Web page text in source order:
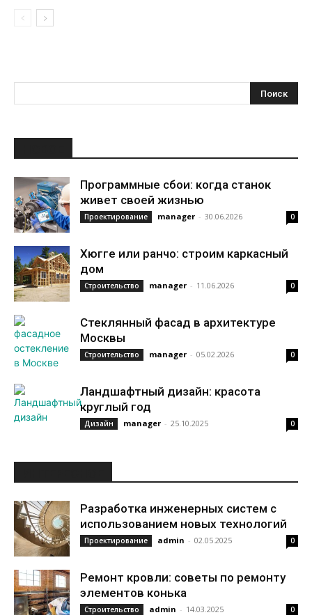
Программные сбои: когда станок
живет своей жизнью
Проектирование manager - 30.06.2026 0
Хюгге или ранчо: строим каркасный
дом
Строительство manager - 11.06.2026 0
Стеклянный фасад в архитектуре
Москвы
Строительство manager - 05.02.2026 0
Ландшафтный дизайн: красота
круглый год
Дизайн manager - 25.10.2025 0
Разработка инженерных систем с
использованием новых технологий
Проектирование admin - 02.05.2025 0
Ремонт кровли: советы по ремонту
элементов конька
Строительство admin - 14.03.2025 0